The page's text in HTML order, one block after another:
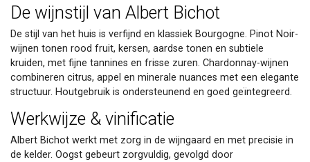
De wijnstijl van Albert Bichot
De stijl van het huis is verfijnd en klassiek Bourgogne. Pinot Noir-
wijnen tonen rood fruit, kersen, aardse tonen en subtiele
kruiden, met fijne tannines en frisse zuren. Chardonnay-wijnen
combineren citrus, appel en minerale nuances met een elegante
structuur. Houtgebruik is ondersteunend en goed geïntegreerd.
Werkwijze & vinificatie
Albert Bichot werkt met zorg in de wijngaard en met precisie in
de kelder. Oogst gebeurt zorgvuldig, gevolgd door